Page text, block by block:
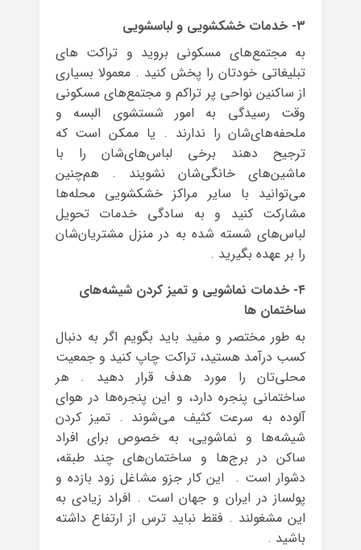
۳- خدمات خشکشویی و لباسشویی
به مجتمع‌های مسکونی بروید و تراکت های
تبلیغاتی خودتان را پخش کنید . معمولا بسیاری
از ساکنین نواحی پر تراکم و مجتمع‌های مسکونی
وقت رسیدگی به امور شستشوی البسه‌ و
ملحفه‌های‌شان را ندارند . یا ممکن است که
ترجیح ‌دهند برخی لباس‌های‌شان را با
ماشین‌های خانگی‌شان نشویند . هم‌چنین
می‌توانید با سایر مراکز خشکشویی محله‌ها
مشارکت کنید و به سادگی خدمات تحویل
لباس‌های شسته شده به در منزل مشتریان‌شان
را بر عهده بگیرید .
۴- خدمات نماشویی و تمیز کردن شیشه‌های
ساختمان ها
به طور مختصر و مفید باید بگویم اگر به دنبال
کسب درآمد هستید، تراکت چاپ کنید و جمعیت
محلی‌تان را مورد هدف قرار دهید . هر
ساختمانی پنجره دارد، و این پنجره‌ها در هوای
آلوده به سرعت کثیف می‌شوند . تمیز کردن
شیشه‌ها و نماشویی، به خصوص برای افراد
ساکن در برج‌ها و ساختما‌ن‌های چند طبقه،
دشوار است . این کار جزو مشاغل زود بازده و
پولساز در ایران و جهان است . افراد زیادی به
این مشغولند . فقط نباید ترس از ارتفاع داشته
باشید .